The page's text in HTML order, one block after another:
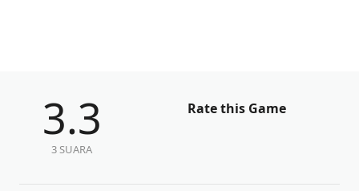
3.3
3 SUARA
Rate this Game